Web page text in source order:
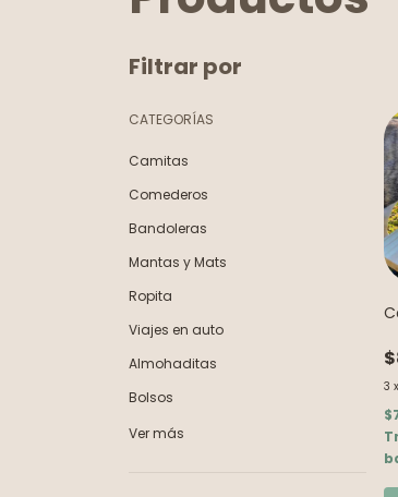
Filtrar por
CATEGORÍAS
Camitas
Comederos
Bandoleras
Mantas y Mats
Ropita
Viajes en auto
Almohaditas
Bolsos
Ver más
3 x